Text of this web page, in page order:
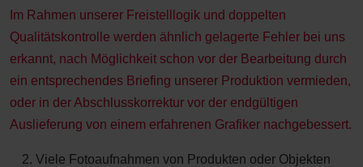
Im Rahmen unserer Freistelllogik und doppelten
Qualitätskontrolle werden ähnlich gelagerte Fehler bei uns
erkannt, nach Möglichkeit schon vor der Bearbeitung durch
ein entsprechendes Briefing unserer Produktion vermieden,
oder in der Abschlusskorrektur vor der endgültigen
Auslieferung von einem erfahrenen Grafiker nachgebessert.
Viele Fotoaufnahmen von Produkten oder Objekten